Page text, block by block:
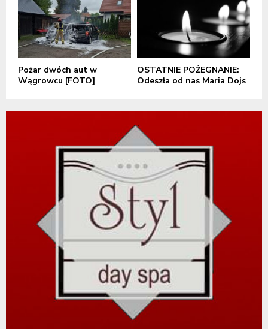
Pożar dwóch aut w
Wągrowcu [FOTO]
OSTATNIE POŻEGNANIE:
Odeszła od nas Maria Dojs